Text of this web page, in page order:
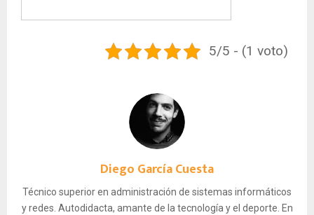
5/5 - (1 voto)
Diego García Cuesta
Técnico superior en administración de sistemas informáticos
y redes. Autodidacta, amante de la tecnología y el deporte. En